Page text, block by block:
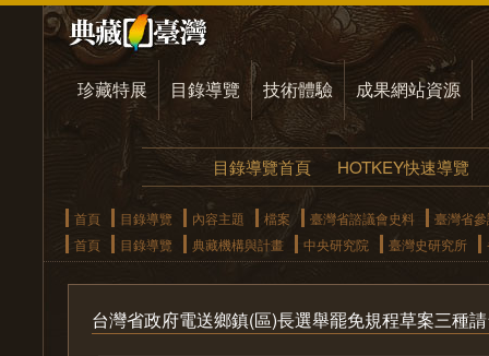
珍藏特展 目錄導覽 技術體驗 成果網站資源
目錄導覽首頁 HOTKEY快速導覽
首頁 目錄導覽 內容主題 檔案 臺灣省諮議會史料
臺灣省
首頁
目錄導覽 典藏機構與計畫 中央研究院 臺灣史研究所
台灣省政府電送鄉鎮(區)長選舉罷免規程草案三種